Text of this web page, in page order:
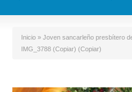
Inicio » Joven sancarleño presbítero
IMG_3788 (Copiar) (Copiar)